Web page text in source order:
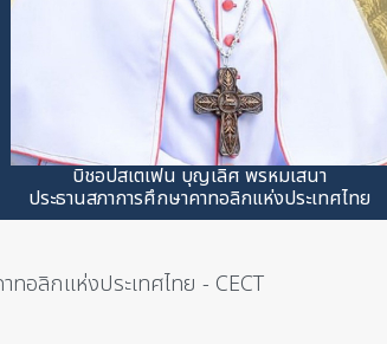
บิชอปสเตเฟน บุญเลิศ พรหมเสนา
ประธานสภาการศึกษาคาทอลิกแห่งประเทศไทย
อลิกแห่งประเทศไทย - CECT